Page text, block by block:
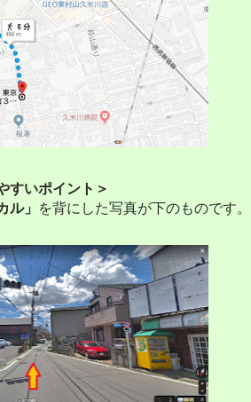
すいポイント＞
ル」 を背にした写真が下のものです。